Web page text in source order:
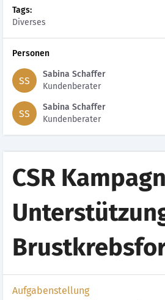
Tags:
Diverses
Personen
SS
Sabina Schaffer
Kundenberater
SS
Sabina Schaffer
Kundenberater
CSR
Aufgabenstellung